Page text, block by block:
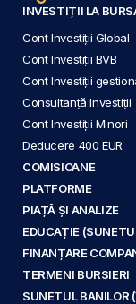
INVESTIȚII LA
Cont Investiții Global
Cont Investiții BVB
Cont Investiții
Consultanță Investiții
Cont Investiții Minori
Deducere 400 EUR
COMISIOANE
PLATFORME
PIAȚĂ ȘI ANALIZE
EDUCAȚIE
FINANȚARE
TERMENI BURSIERI
SUNETUL BANILOR